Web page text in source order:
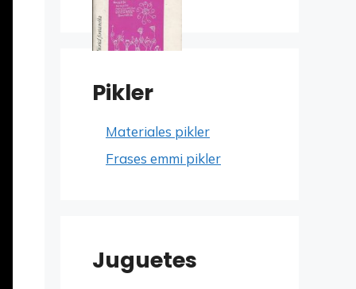
Pikler
Materiales pikler
Frases emmi pikler
Juguetes